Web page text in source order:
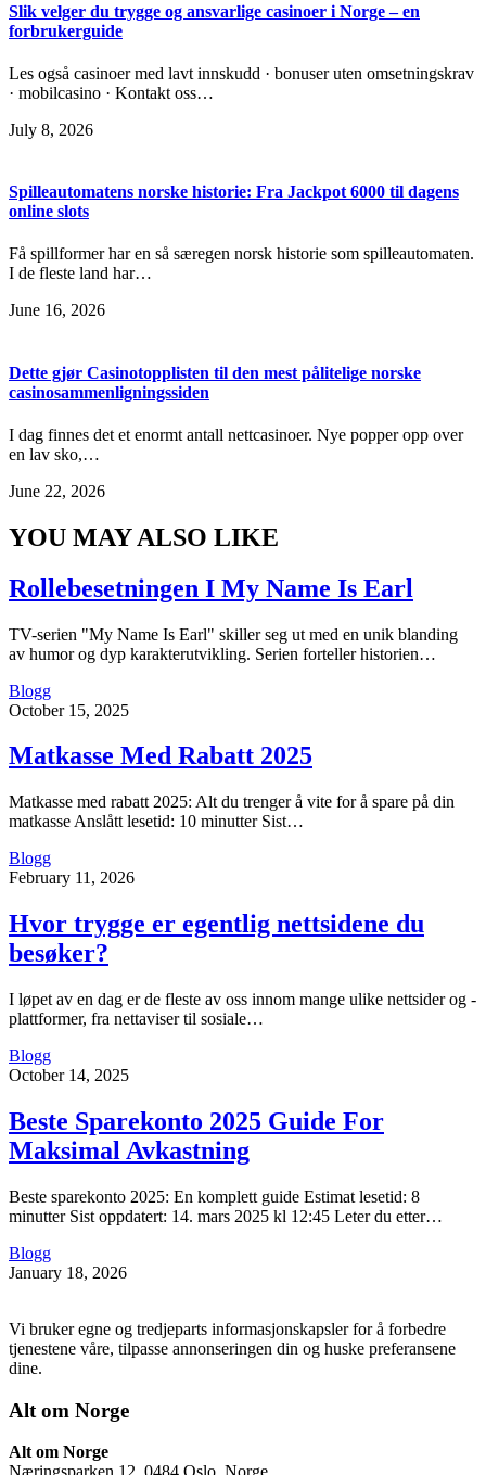
Slik velger du trygge og ansvarlige casinoer i Norge – en
forbrukerguide
Les også casinoer med lavt innskudd · bonuser uten omsetningskrav
· mobilcasino · Kontakt oss…
July 8, 2026
Spilleautomatens norske historie: Fra Jackpot 6000 til dagens
online slots
Få spillformer har en så særegen norsk historie som spilleautomaten.
I de fleste land har…
June 16, 2026
Dette gjør Casinotopplisten til den mest pålitelige norske
casinosammenligningssiden
I dag finnes det et enormt antall nettcasinoer. Nye popper opp over
en lav sko,…
June 22, 2026
YOU MAY ALSO LIKE
Rollebesetningen I My Name Is Earl
TV-serien "My Name Is Earl" skiller seg ut med en unik blanding
av humor og dyp karakterutvikling. Serien forteller historien…
Blogg
October 15, 2025
Matkasse Med Rabatt 2025
Matkasse med rabatt 2025: Alt du trenger å vite for å spare på din
matkasse Anslått lesetid: 10 minutter Sist…
Blogg
February 11, 2026
Hvor trygge er egentlig nettsidene du
besøker?
I løpet av en dag er de fleste av oss innom mange ulike nettsider og -
plattformer, fra nettaviser til sosiale…
Blogg
October 14, 2025
Beste Sparekonto 2025 Guide For
Maksimal Avkastning
Beste sparekonto 2025: En komplett guide Estimat lesetid: 8
minutter Sist oppdatert: 14. mars 2025 kl 12:45 Leter du etter…
Blogg
January 18, 2026
Vi bruker egne og tredjeparts informasjonskapsler for å forbedre
tjenestene våre, tilpasse annonseringen din og huske preferansene
dine.
Alt om Norge
Alt om Norge